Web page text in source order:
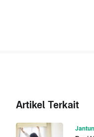
Artikel Terkait